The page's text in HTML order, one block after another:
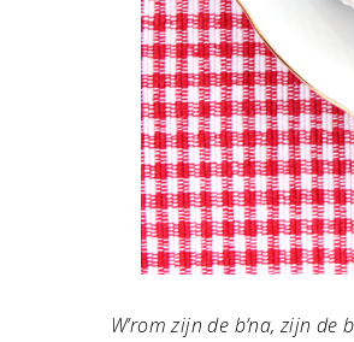
W’rom zijn de b’na, zijn de